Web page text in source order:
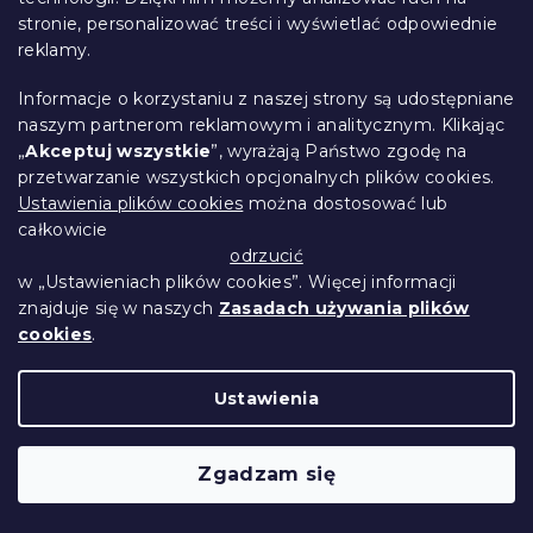
stronie, personalizować treści i wyświetlać odpowiednie
reklamy.
Informacje o korzystaniu z naszej strony są udostępniane
naszym partnerom reklamowym i analitycznym. Klikając
„Akceptuj wszystkie”, wyrażają Państwo zgodę na
przetwarzanie wszystkich opcjonalnych plików cookies.
Ustawienia plików cookies można dostosować lub
całkowicie
odrzucić
w „Ustawieniach plików cookies”. Więcej informacji
znajduje się w naszych Zasadach używania plików
cookies.
Ustawienia
Zgadzam się
Bawełniane prześcieradło FOXIVA szare
(>10 szt)
27 zł